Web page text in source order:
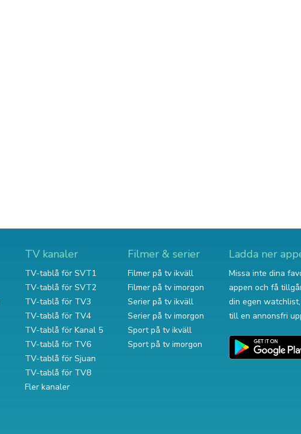
TV kanaler
TV-tablå för SVT1
TV-tablå för SVT2
TV-tablå för TV3
TV-tablå för TV4
TV-tablå för Kanal 5
TV-tablå för TV6
TV-tablå för Sjuan
TV-tablå för TV8
Fler kanaler
Filmer & serier
Filmer på tv ikväll
Filmer på tv imorgon
Serier på tv ikväll
Serier på tv imorgon
Sport på tv ikväll
Sport på tv imorgon
Ladda ner
Missa inte dina
appen och få
din egen
till en annonsfri